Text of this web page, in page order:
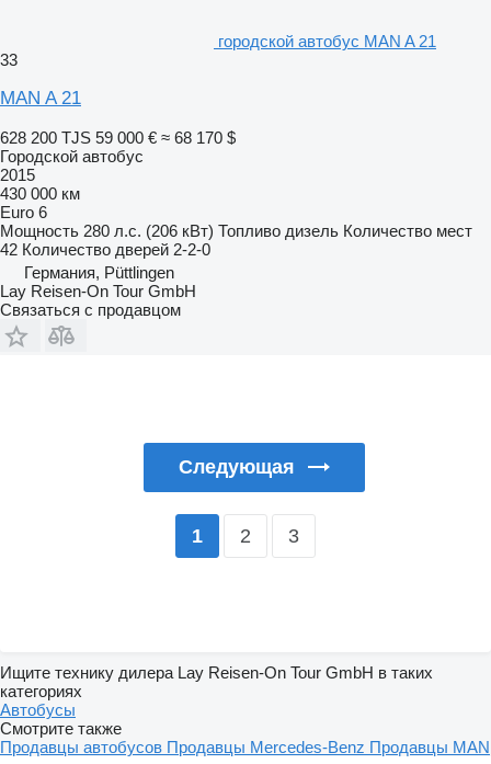
городской автобус MAN A 21
33
MAN A 21
628 200 TJS 59 000 € ≈ 68 170 $
Городской автобус
2015
430 000 км
Euro 6
Мощность 280 л.с. (206 кВт) Топливо дизель Количество мест
42 Количество дверей 2-2-0
Германия, Püttlingen
Lay Reisen-On Tour GmbH
Связаться с продавцом
Следующая
1 2 3
Ищите технику дилера Lay Reisen-On Tour GmbH в таких
категориях
Автобусы
Смотрите также
Продавцы автобусов Продавцы Mercedes-Benz Продавцы MAN